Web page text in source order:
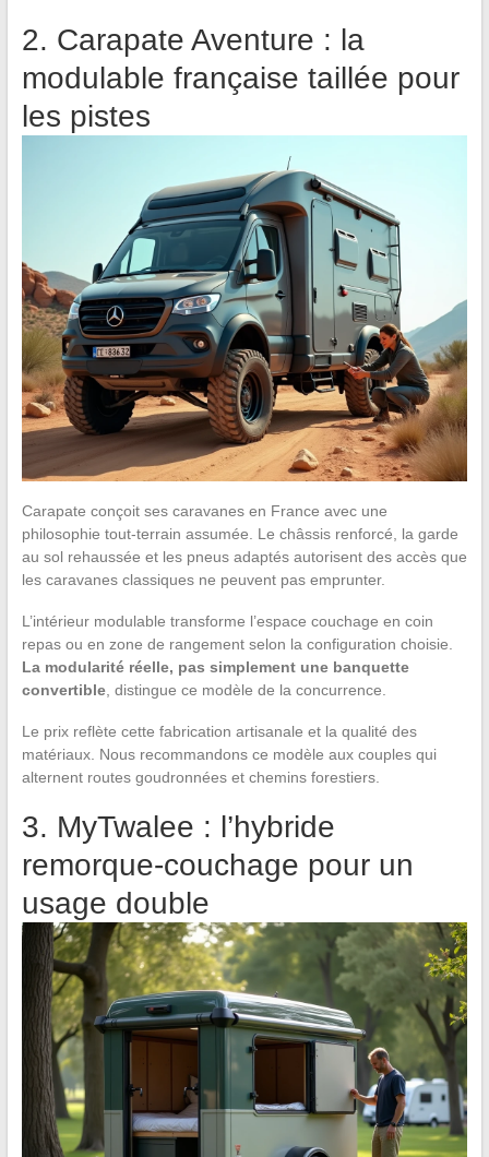
2. Carapate Aventure : la
modulable française taillée pour
les pistes
Carapate conçoit ses caravanes en France avec une
philosophie tout-terrain assumée. Le châssis renforcé, la garde
au sol rehaussée et les pneus adaptés autorisent des accès que
les caravanes classiques ne peuvent pas emprunter.
L’intérieur modulable transforme l’espace couchage en coin
repas ou en zone de rangement selon la configuration choisie.
La modularité réelle, pas simplement une banquette
convertible, distingue ce modèle de la concurrence.
Le prix reflète cette fabrication artisanale et la qualité des
matériaux. Nous recommandons ce modèle aux couples qui
alternent routes goudronnées et chemins forestiers.
3. MyTwalee : l’hybride
remorque-couchage pour un
usage double